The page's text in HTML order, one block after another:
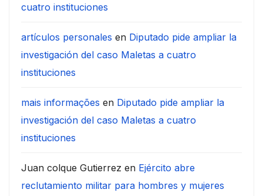
cuatro instituciones
artículos personales en Diputado pide ampliar la
investigación del caso Maletas a cuatro
instituciones
mais informações en Diputado pide ampliar la
investigación del caso Maletas a cuatro
instituciones
Juan colque Gutierrez en Ejército abre
reclutamiento militar para hombres y mujeres